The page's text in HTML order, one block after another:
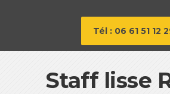
Tél : 06 61 51 12
Staff lisse